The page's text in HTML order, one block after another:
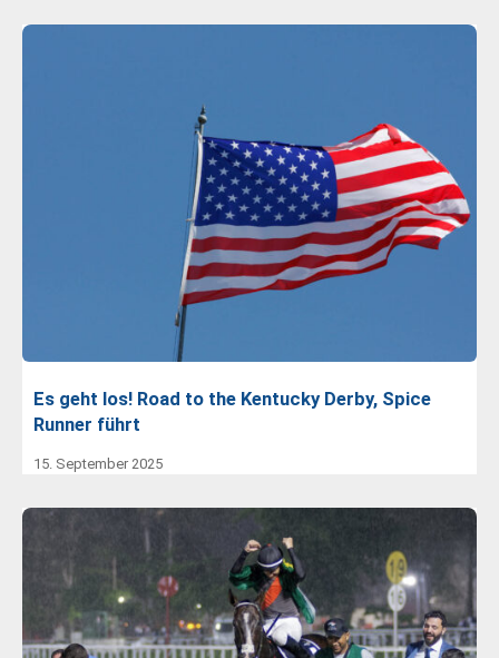
Es geht los! Road to the Kentucky Derby, Spice
Runner führt
15. September 2025